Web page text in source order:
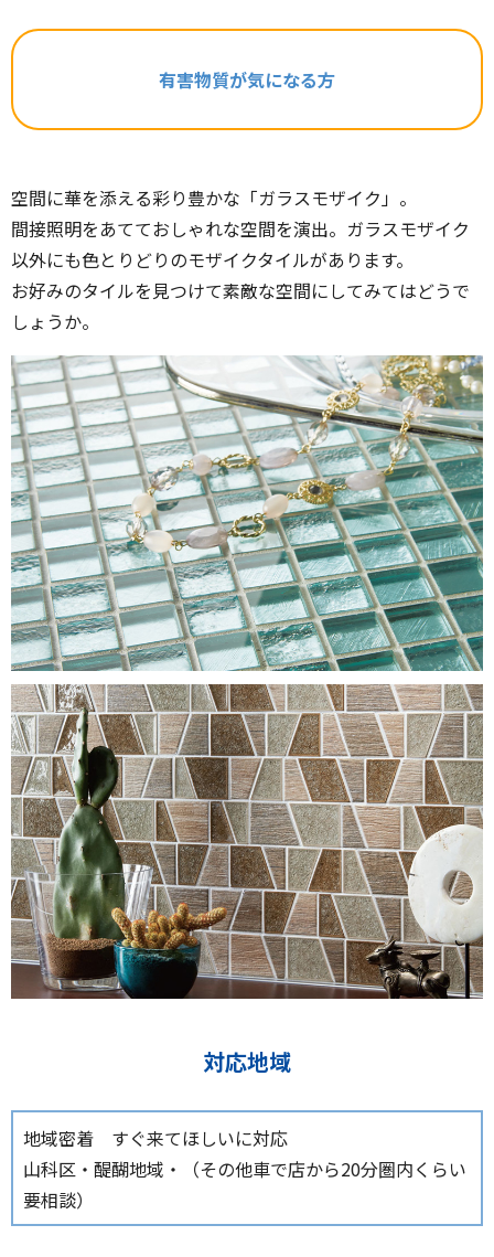
有害物質が気になる方
空間に華を添える彩り豊かな「ガラスモザイク」。
間接照明をあてておしゃれな空間を演出。ガラスモザイク
以外にも色とりどりのモザイクタイルがあります。
お好みのタイルを見つけて素敵な空間にしてみてはどうで
しょうか。
対応地域
地域密着 すぐ来てほしいに対応
山科区・醍醐地域・（その他車で店から20分圏内くらい
要相談）